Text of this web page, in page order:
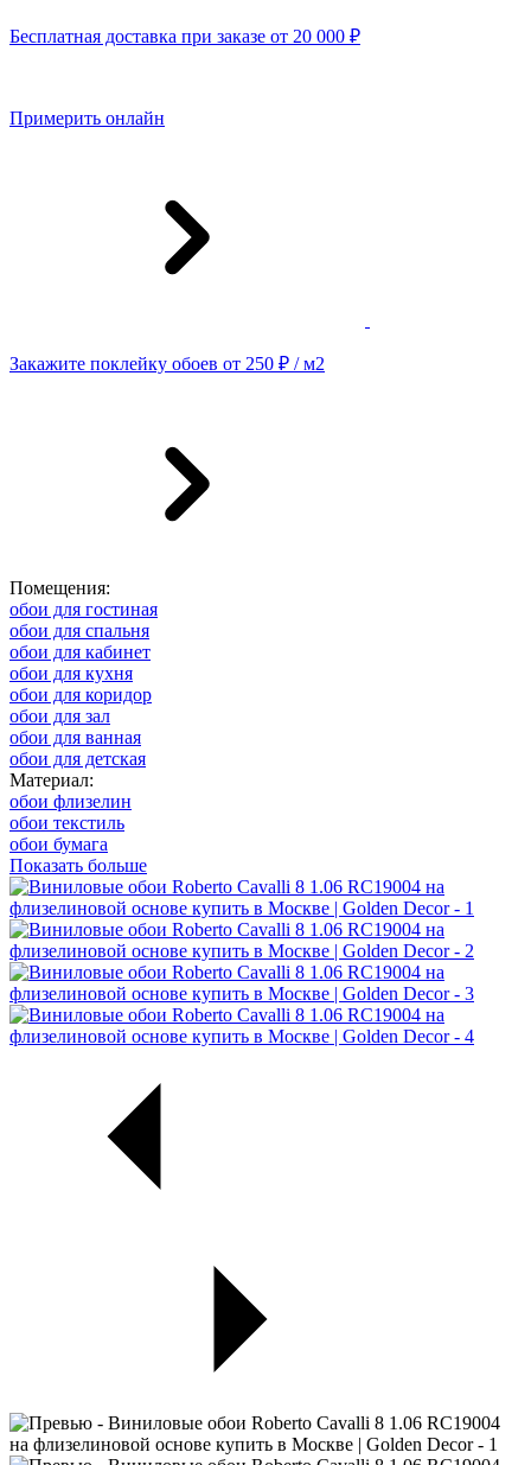
Бесплатная доставка при заказе от 20 000 ₽
Примерить онлайн
Закажите поклейку обоев от 250 ₽ / м2
Помещения:
обои для гостиная
обои для спальня
обои для кабинет
обои для кухня
обои для коридор
обои для зал
обои для ванная
обои для детская
Материал:
обои флизелин
обои текстиль
обои бумага
Показать больше